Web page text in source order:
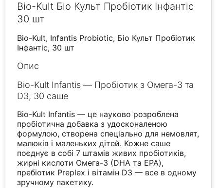
Bio-Kult Біо Культ Пробіотик Інфантіс
30 шт
Bio-Kult, Infantis Probiotic, Біо Культ Пробіотик
Інфантіс, 30 шт
Опис
Bio-Kult Infantis — Пробіотик з Омега-3 та
D3, 30 саше
Bio-Kult Infantis — це науково розроблена
пробіотична добавка з удосконаленою
формулою, створена спеціально для немовлят,
малюків і маленьких дітей. Кожне саше
поєднує в собі 7 штамів живих пробіотиків,
жирні кислоти Омега-3 (DHA та EPA),
пребіотик Preplex і вітамін D3 — все в одному
зручному пакетику.